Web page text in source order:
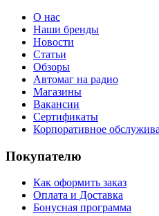
О нас
Наши бренды
Новости
Статьи
Обзоры
Автомаг на радио
Магазины
Вакансии
Сертификаты
Корпоративное
Покупателю
Как оформить заказ
Оплата и Доставка
Бонусная программа